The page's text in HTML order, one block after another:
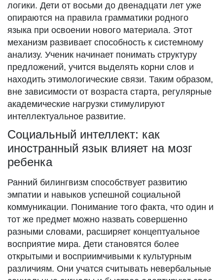
логики. Дети от восьми до двенадцати лет уже
опираются на правила грамматики родного
языка при освоении нового материала. Этот
механизм развивает способность к системному
анализу. Ученик начинает понимать структуру
предложений, учится выделять корни слов и
находить этимологические связи. Таким образом,
вне зависимости от возраста старта, регулярные
академические нагрузки стимулируют
интеллектуальное развитие.
Социальный интеллект: как
иностранный язык влияет на мозг
ребенка
Ранний билингвизм способствует развитию
эмпатии и навыков успешной социальной
коммуникации. Понимание того факта, что один и
тот же предмет можно назвать совершенно
разными словами, расширяет концептуальное
восприятие мира. Дети становятся более
открытыми и восприимчивыми к культурным
различиям. Они учатся считывать невербальные